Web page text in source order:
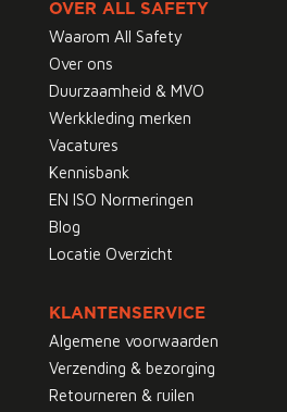
OVER ALL SAFETY
Waarom All Safety
Over ons
Duurzaamheid & MVO
Werkkleding merken
Vacatures
Kennisbank
EN ISO Normeringen
Blog
Locatie Overzicht
KLANTENSERVICE
Algemene voorwaarden
Verzending & bezorging
Retourneren & ruilen